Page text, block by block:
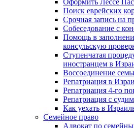
Оформить Лессе
Поиск еврейских
Срочная запись на
Собеседование с
Помощь в
консульскую
Ступенчатая
иностранцем в
Воссоединение
Репатриация в
Репатриация 4-го
Репатриация с
Как уехать в
Семейное право
Адвокат по